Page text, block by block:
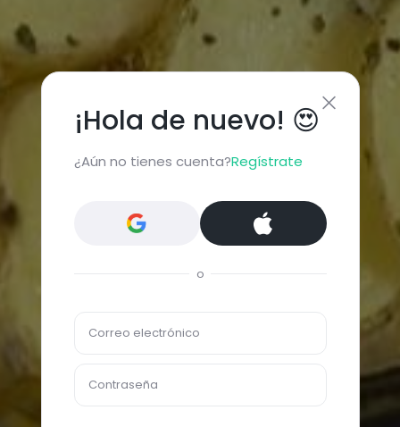
¡Hola de nuevo! 😍
¿Aún no tienes cuenta?Regístrate
o
Correo electrónico
Contraseña